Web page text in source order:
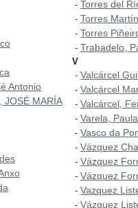
Antonio
JOSÉ MARÍA
- Torres del
- Torres
- Torres
- Trabadelo,
V
- Valcárcel
- Valcárcel
- Valcárcel,
- Varela, Paula
- Vasco da
- Vázquez
- Vázquez
- Vázquez
- Vazquez
- Vázquez